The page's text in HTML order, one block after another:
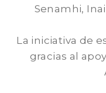
Senamhi,
La iniciativa de
gracias al